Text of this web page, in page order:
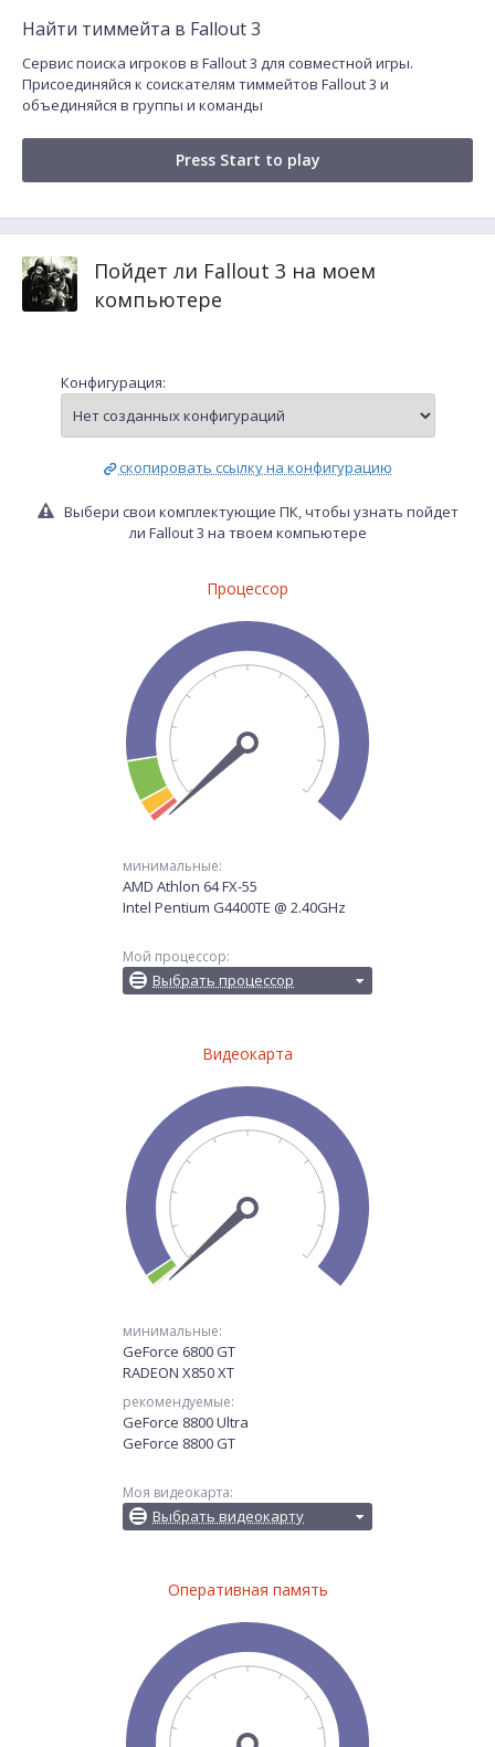
Найти тиммейта в Fallout 3
Сервис поиска игроков в Fallout 3 для совместной игры.
Присоединяйся к соискателям тиммейтов Fallout 3 и
объединяйся в группы и команды
Press Start to play
Пойдет ли Fallout 3 на моем
компьютере
Конфигурация:
скопировать ссылку на конфигурацию
Выбери свои комплектующие ПК, чтобы узнать пойдет
ли Fallout 3 на твоем компьютере
Процессор
минимальные:
AMD Athlon 64 FX-55
Intel Pentium G4400TE @ 2.40GHz
Мой процессор:
Выбрать процессор
Видеокарта
минимальные:
GeForce 6800 GT
RADEON X850 XT
рекомендуемые:
GeForce 8800 Ultra
GeForce 8800 GT
Моя видеокарта:
Выбрать видеокарту
Оперативная память